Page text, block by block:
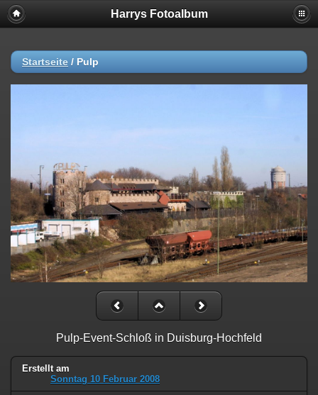
Harrys Fotoalbum
Startseite / Pulp
Pulp-Event-Schloß in Duisburg-Hochfeld
Erstellt am
Sonntag 10 Februar 2008